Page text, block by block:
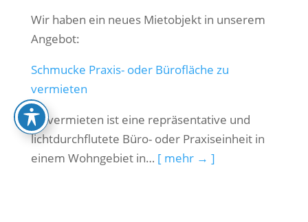
Wir haben ein neues Mietobjekt in unserem
Angebot:
Schmucke Praxis- oder Bürofläche zu
vermieten
Zu vermieten ist eine repräsentative und
lichtdurchflutete Büro- oder Praxiseinheit in
einem Wohngebiet in… [ mehr → ]